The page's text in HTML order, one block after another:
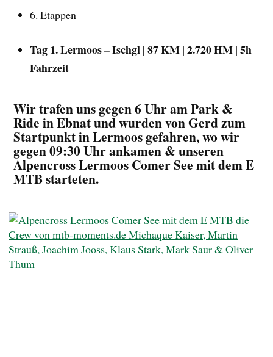
6. Etappen
Tag 1. Lermoos – Ischgl | 87 KM | 2.720 HM | 5h
Fahrzeit
Wir trafen uns gegen 6 Uhr am Park &
Ride in Ebnat und wurden von Gerd zum
Startpunkt in Lermoos gefahren, wo wir
gegen 09:30 Uhr ankamen & unseren
Alpencross Lermoos Comer See mit dem E
MTB starteten.